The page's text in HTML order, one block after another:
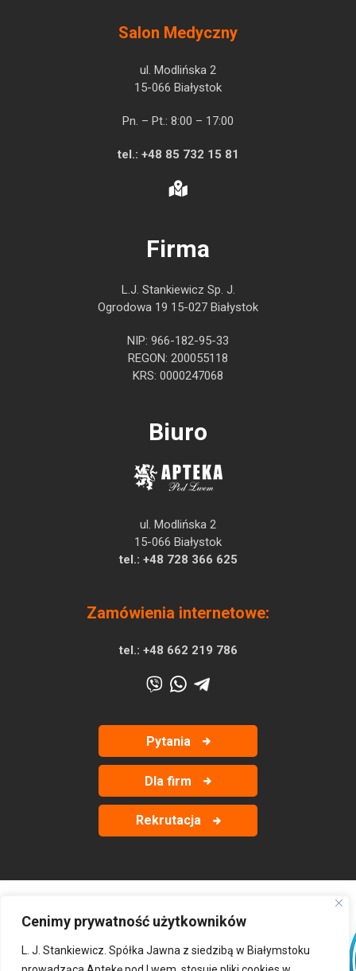
Cenimy prywatność użytkowników
L. J. Stankiewicz. Spółka Jawna z siedzibą w Białymstoku
Salon Medyczny
ul. Modlińska 2
15-066 Białystok
Pn. – Pt.: 8:00 – 17:00
tel.: +48 85 732 15 81
Firma
L.J. Stankiewicz Sp. J.
Ogrodowa 19 15-027 Białystok
NIP: 966-182-95-33
REGON: 200055118
KRS: 0000247068
Biuro
ul. Modlińska 2
15-066 Białystok
tel.: +48 728 366 625
Zamówienia internetowe:
tel.: +48 662 219 786
Pytania
Dla firm
Rekrutacja
‹